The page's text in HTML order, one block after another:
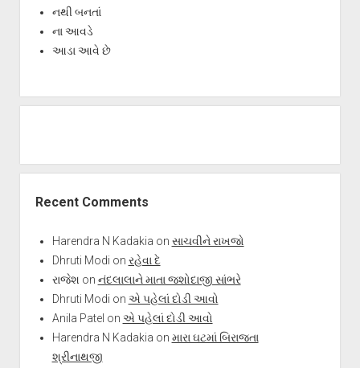
નથી બનતાં
ના આવડે
આડા આવે છે
Recent Comments
Harendra N Kadakia on સાચવીને રાખજો
Dhruti Modi on રહેવા દે
રાજેશ on નંદલાલાને માતા જશોદાજી સાંભરે
Dhruti Modi on એ પહેલાં દોડી આવો
Anila Patel on એ પહેલાં દોડી આવો
Harendra N Kadakia on મારા ઘટમાં બિરાજતા
શ્રીનાથજી